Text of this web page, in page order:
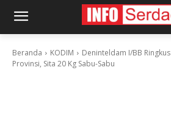
Beranda KODIM
Deninteldam I/BB
Provinsi, Sita 20 Kg Sabu-Sabu